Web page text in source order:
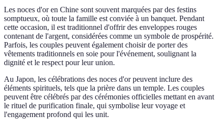
Les noces d'or en Chine sont souvent marquées par des festins
somptueux, où toute la famille est conviée à un banquet. Pendant
cette occasion, il est traditionnel d'offrir des enveloppes rouges
contenant de l'argent, considérées comme un symbole de prospérité.
Parfois, les couples peuvent également choisir de porter des
vêtements traditionnels en soie pour l'événement, soulignant la
dignité et le respect pour leur union.
Au Japon, les célébrations des noces d'or peuvent inclure des
éléments spirituels, tels que la prière dans un temple. Les couples
peuvent être célébrés par des cérémonies officielles mettant en avant
le rituel de purification finale, qui symbolise leur voyage et
l'engagement profond qui les unit.